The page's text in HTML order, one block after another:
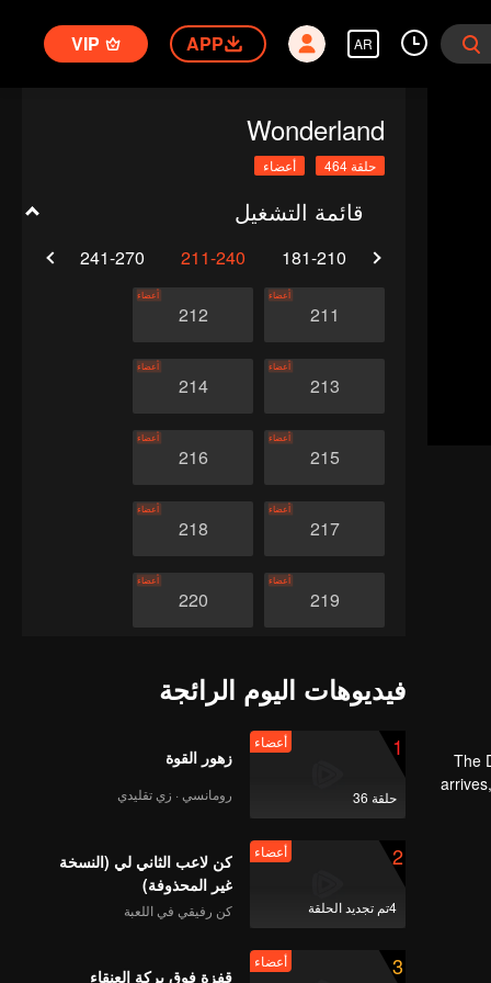
AR
APP
VIP
Wonderland
حلقة 464 أعضاء
قائمة التشغيل
181-210
211-240
241-270
211
أعضاء
212
أعضاء
213
أعضاء
214
أعضاء
215
أعضاء
216
أعضاء
217
أعضاء
218
أعضاء
219
أعضاء
220
أعضاء
225
أعضاء
أعضاء
228
أعضاء
The
فيديوهات اليوم الرائجة
1
حلقة 36
أعضاء
زهور القوة
رومانسي · زي تقليدي
2
4تم تجديد الحلقة
أعضاء
كن لاعب الثاني لي (النسخة
غير المحذوفة)
كن رفيقي في اللعبة
3 أعضاء
قفزة فوق بركة العنقاء